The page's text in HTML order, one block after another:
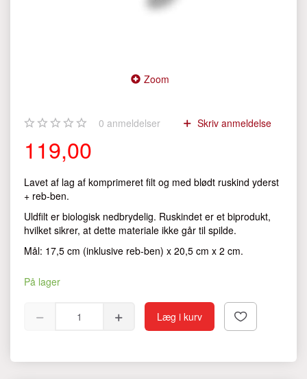
Zoom
0 anmeldelser Skriv anmeldelse
119,00
Lavet af lag af komprimeret filt og med blødt ruskind yderst
+ reb-ben.
Uldfilt er biologisk nedbrydelig. Ruskindet er et biprodukt,
hvilket sikrer, at dette materiale ikke går til spilde.
Mål: 17,5 cm (inklusive reb-ben) x 20,5 cm x 2 cm.
På lager
Læg i kurv